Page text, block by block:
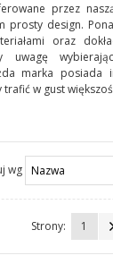
SPANIA
przez
prosty design.
oraz
uwagę
marka posiada
w gust
wg
Strony: 1